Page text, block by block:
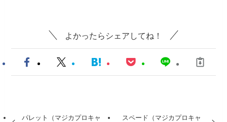
よかったらシェアしてね！
パレット（マジカプロキャ
スペード（マジカプロキャ